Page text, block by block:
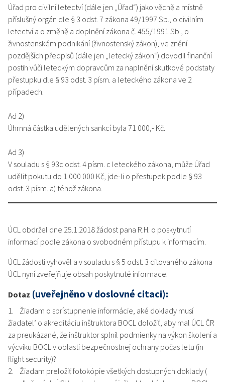
Úřad pro civilní letectví (dále jen „Úřad“) jako věcně a místně
příslušný orgán dle § 3 odst. 7 zákona 49/1997 Sb., o civilním
letectví a o změně a doplnění zákona č. 455/1991 Sb., o
živnostenském podnikání (živnostenský zákon), ve znění
pozdějších předpisů (dále jen „letecký zákon“) dovodil finanční
postih vůči leteckým dopravcům za naplnění skutkové podstaty
přestupku dle § 93 odst. 3 písm. a leteckého zákona ve 2
případech.
Ad 2)
Úhrnná částka udělených sankcí byla 71 000,- Kč.
Ad 3)
V souladu s § 93c odst. 4 písm. c leteckého zákona, může Úřad
udělit pokutu do 1 000 000 Kč, jde-li o přestupek podle § 93
odst. 3 písm. a) téhož zákona.
ÚCL obdržel dne 25.1.2018 žádost pana R.H. o poskytnutí
informací podle zákona o svobodném přístupu k informacím.
ÚCL žádosti vyhověl a v souladu s § 5 odst. 3 citovaného zákona
ÚCL nyní zveřejňuje obsah poskytnuté informace.
Dotaz (uveřejněno v doslovné citaci):
1. Žiadam o sprístupnenie informácie, aké doklady musí
žiadatel’ o akreditáciu inštruktora BOCL doložiť, aby mal ÚCL ČR
za preukázané, že inštruktor splnil podmienky na výkon školení a
výcviku BOCL v oblasti bezpečnostnej ochrany počas letu (in
flight security)?
2. Žiadam preložiť fotokópie všetkých dostupných doklady (